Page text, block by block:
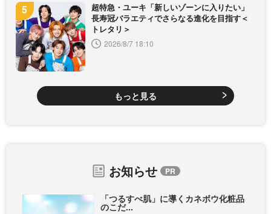
超特急・ユーキ「新しいゾーンに入りたい」
長寿冠バラエティでさらなる進化を目指す＜
トレタリ＞
2026/8/7 18:10
もっと見る
お知らせ
「つるすべ肌」に導くカネボウ化粧品
のこだ...